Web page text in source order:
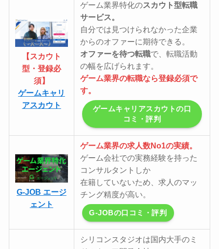
【スカウト
型・登録必
須】
ゲームキャリ
アスカウト
ゲーム業界特化のスカウト型転職
サービス。
自分では見つけられなかった企業
からのオファーに期待できる。
オファーを待つ転職で、転職活動
の幅を広げられます。
ゲーム業界の転職なら登録必須で
す。
ゲームキャリアスカウトの口
コミ・評判
G-JOB エージ
ェント
ゲーム業界の求人数No1の実績。
ゲーム会社での実務経験を持った
コンサルタントしか
在籍していないため、求人のマッ
チング精度が高い。
G-JOBの口コミ・評判
シリコンスタジオは国内大手のミ